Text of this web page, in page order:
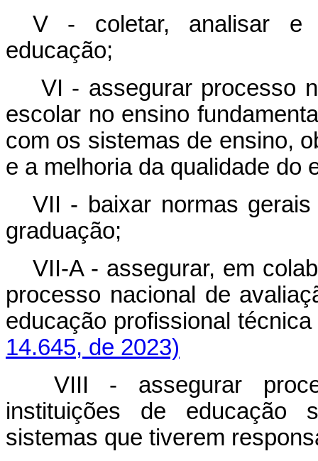
V - coletar, analisar e
educação;
VI - assegurar processo
escolar no ensino
com os sistemas de ensino,
e a melhoria da qualidade do
VII - baixar normas
graduação;
VII-A - assegurar, em
processo nacional de
educação profissional
14.645, de 2023)
VIII - assegurar
instituições de educação
sistemas que tiverem